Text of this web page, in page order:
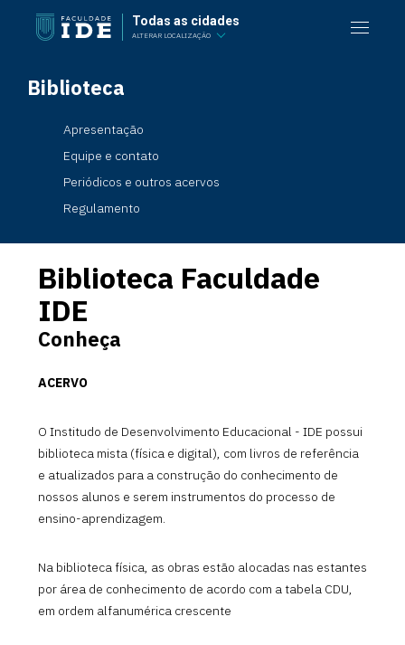
Todas as cidades
ALTERAR LOCALIZAÇÃO
Biblioteca
Apresentação
Equipe e contato
Periódicos e outros acervos
Regulamento
Biblioteca Faculdade
IDE
Conheça
ACERVO
O Institudo de Desenvolvimento Educacional - IDE possui
biblioteca mista (física e digital), com livros de referência
e atualizados para a construção do conhecimento de
nossos alunos e serem instrumentos do processo de
ensino-aprendizagem.
Na biblioteca física, as obras estão alocadas nas estantes
por área de conhecimento de acordo com a tabela CDU,
em ordem alfanumérica crescente